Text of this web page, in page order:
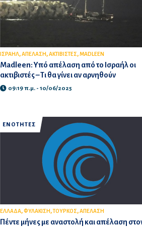
ΙΣΡΑΗΛ,ΑΠΕΛΑΣΗ,ΑΚΤΙΒΙΣΤΕΣ,MADLEEN
Madleen: Υπό απέλαση από το Ισραήλ οι
ακτιβιστές – Τι θα γίνει αν αρνηθούν
09:19 π.μ. - 10/06/2025
ΕΝΟΤΗΤΕΣ
ΕΛΛΑΔΑ,ΦΥΛΑΚΙΣΗ,ΤΟΥΡΚΟΣ,ΑΠΕΛΑΣΗ
Πέντε μήνες με αναστολή και απέλαση